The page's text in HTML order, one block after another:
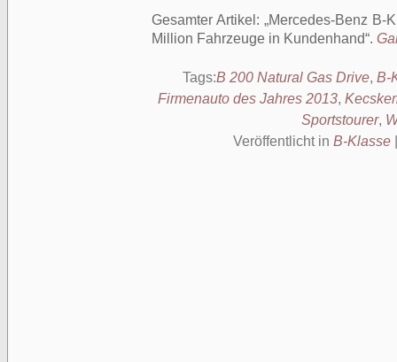
Gesamter Artikel: Mercedes-Benz B-
Million Fahrzeuge in Kundenhand .
Tags:B 200 Natural Gas Drive, B-
Firmenauto des Jahres 2013,
Sportstourer,
Veröffentlicht in B-Klasse